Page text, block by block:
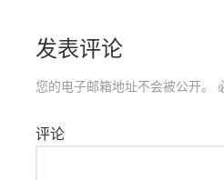
导
航
发表评论
您的电子邮箱地址不会被公开。
评论